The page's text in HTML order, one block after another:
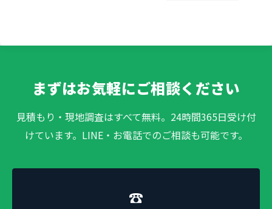
まずはお気軽にご相談ください
見積もり・現地調査はすべて無料。24時間365日受け付
けています。LINE・お電話でのご相談も可能です。
☎